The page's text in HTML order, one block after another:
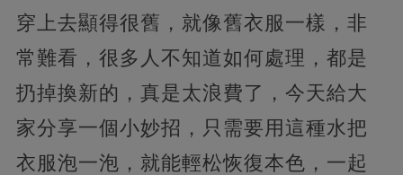
穿上去顯得很舊，就像舊衣服一樣，非
常難看，很多人不知道如何處理，都是
扔掉換新的，真是太浪費了，今天給大
家分享一個小妙招，只需要用這種水把
衣服泡一泡，就能輕松恢復本色，一起